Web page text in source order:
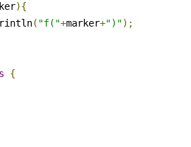
){
( "f("+marker+")");
{